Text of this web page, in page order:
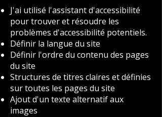
J'ai utilisé l'assistant d'accessibilité
pour trouver et résoudre les
problèmes d'accessibilité potentiels.
Définir la langue du site
Définir l'ordre du contenu des pages
du site
Structures de titres claires et définies
sur toutes les pages du site
Ajout d'un texte alternatif aux
images